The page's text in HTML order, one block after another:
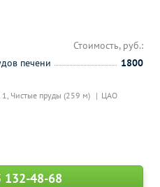
1, Чистые пруды (259 м) ЦАО
Стоимость, руб.:
печени
1800
132-48-68